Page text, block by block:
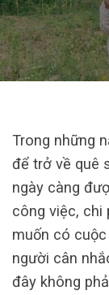
Trong những
để trở về quê
ngày càng
công việc, chi
muốn có
người cân
đây không